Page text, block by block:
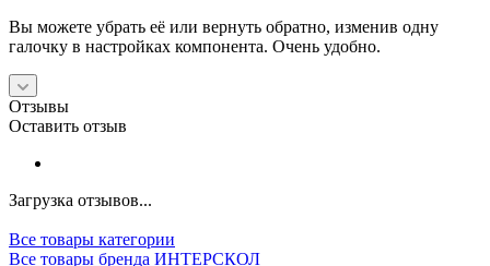
Вы можете убрать её или вернуть обратно, изменив одну
галочку в настройках компонента. Очень удобно.
Отзывы
Оставить отзыв
Загрузка отзывов...
Все товары категории
Все товары бренда ИНТЕРСКОЛ